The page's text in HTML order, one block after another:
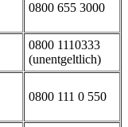
0800 655 3000
0800 1110333
(unentgeltlich)
0800 111 0 550